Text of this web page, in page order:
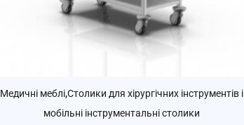
Медичні меблі,Столики для хірургічних інструментів і
мобільні інструментальні столики